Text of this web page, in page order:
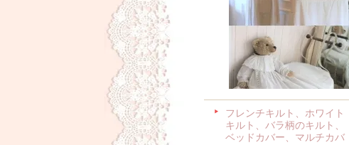
フレンチキルト、ホワイト
キルト、バラ柄のキルト、
ベッドカバー、マルチカバ